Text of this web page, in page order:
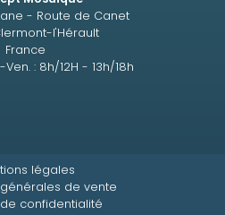
- Route de Canet
l'Hérault
France
: 8h/12H - 13h/18h
légales
de vente
confidentialité